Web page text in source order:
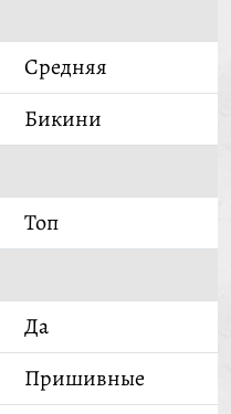
Средняя
Бикини
Топ
Да
Пришивные